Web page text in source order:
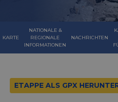
KARTE
NATIONALE &
REGIONALE
INFORMATIONEN
NACHRICHTEN
ETAPPE ALS GPX